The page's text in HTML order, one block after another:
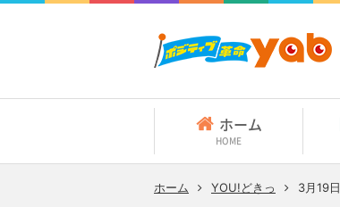
ホーム
HOME
ホーム YOU!どきっ 3月19日